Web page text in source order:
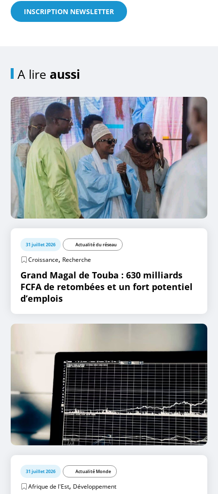
INSCRIPTION NEWSLETTER
A lire aussi
31 juillet 2026 Actualité du réseau
Croissance, Recherche
Grand Magal de Touba : 630 milliards
FCFA de retombées et un fort potentiel
d’emplois
31 juillet 2026 Actualité Monde
Afrique de l'Est, Développement